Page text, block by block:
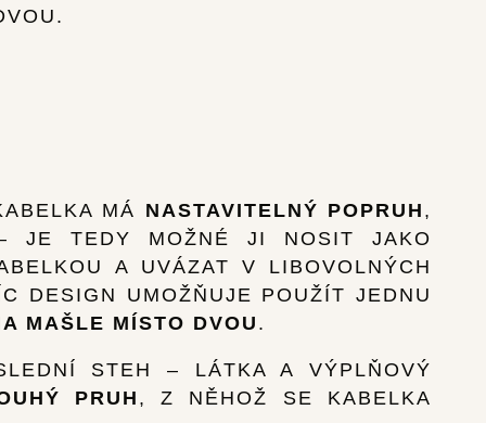
MÁ NASTAVITELNÝ POPRUH ,
– JE TEDY MOŽNÉ JI NOSIT JAKO
A UVÁZAT V LIBOVOLNÝCH
DESIGN UMOŽŇUJE POUŽÍT JEDNU
MAŠLE MÍSTO DVOU .
STEH – LÁTKA A VÝPLŇOVÝ
PRUH , Z NĚHOŽ SE KABELKA